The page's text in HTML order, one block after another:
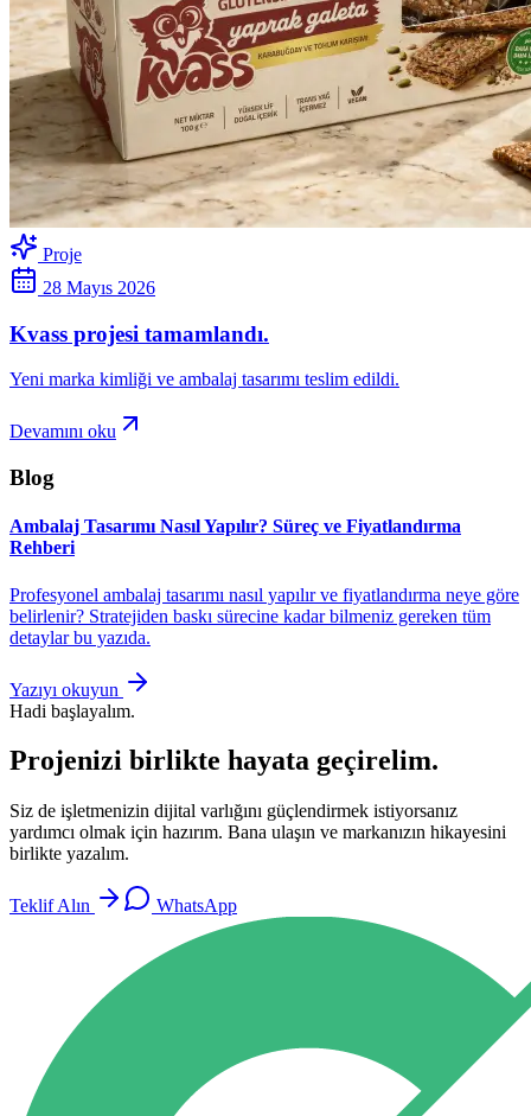
Proje
28 Mayıs 2026
Kvass projesi tamamlandı.
Yeni marka kimliği ve ambalaj tasarımı teslim edildi.
Devamını oku
Blog
Ambalaj Tasarımı Nasıl Yapılır? Süreç ve Fiyatlandırma
Rehberi
Profesyonel ambalaj tasarımı nasıl yapılır ve fiyatlandırma neye göre
belirlenir? Stratejiden baskı sürecine kadar bilmeniz gereken tüm
detaylar bu yazıda.
Yazıyı okuyun
Hadi başlayalım.
Projenizi birlikte hayata geçirelim.
Siz de işletmenizin dijital varlığını güçlendirmek istiyorsanız
yardımcı olmak için hazırım. Bana ulaşın ve markanızın hikayesini
birlikte yazalım.
Teklif Alın WhatsApp